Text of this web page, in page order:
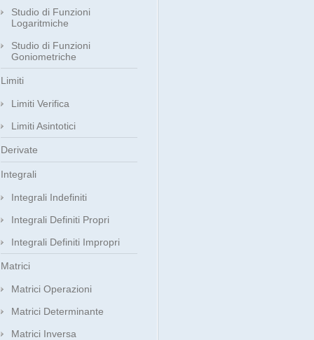
Studio di Funzioni
Logaritmiche
Studio di Funzioni
Goniometriche
Limiti
Limiti Verifica
Limiti Asintotici
Derivate
Integrali
Integrali Indefiniti
Integrali Definiti Propri
Integrali Definiti Impropri
Matrici
Matrici Operazioni
Matrici Determinante
Matrici Inversa